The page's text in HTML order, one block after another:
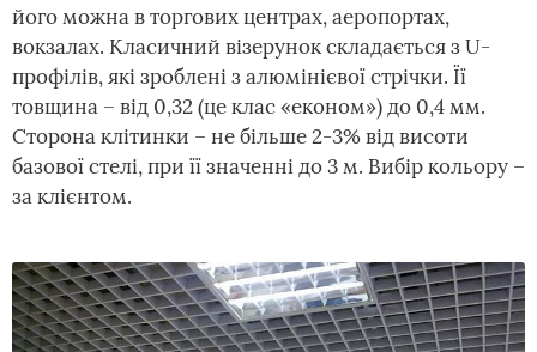
його можна в торгових центрах, аеропортах,
вокзалах. Класичний візерунок складається з U-
профілів, які зроблені з алюмінієвої стрічки. Її
товщина – від 0,32 (це клас «економ») до 0,4 мм.
Сторона клітинки – не більше 2-3% від висоти
базової стелі, при її значенні до 3 м. Вибір кольору –
за клієнтом.